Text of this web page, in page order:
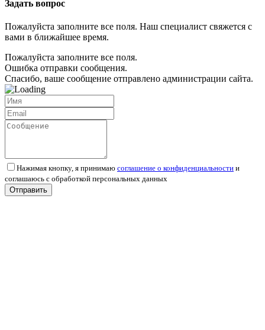
Задать вопрос
Пожалуйста заполните все поля. Наш специалист свяжется с
вами в ближайшее время.
Пожалуйста заполните все поля.
Ошибка отправки сообщения.
Спасибо, ваше сообщение отправлено администрации сайта.
Нажимая кнопку, я принимаю соглашение о конфиденциальности и
соглашаюсь с обработкой персональных данных
Отправить